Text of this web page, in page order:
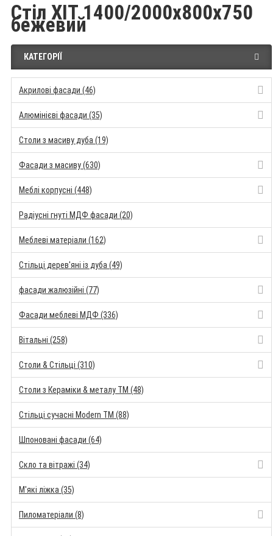
Стіл ХІТ 1400/2000x800x750
бежевий
КАТЕГОРІЇ
Акрилові фасади (46)
Алюмінієві фасади (35)
Столи з масиву дуба (19)
Фасади з масиву (630)
Меблі корпусні (448)
Радіусні гнуті МДФ фасади (20)
Меблеві матеріали (162)
Стільці дерев'яні із дуба (49)
фасади жалюзійні (77)
Фасади меблеві МДФ (336)
Вітальні (258)
Столи & Стільці (310)
Столи з Кераміки & металу TM (48)
Стільці сучасні Modern TM (88)
Шпоновані фасади (64)
Скло та вітражі (34)
М'які ліжка (35)
Пиломатеріали (8)